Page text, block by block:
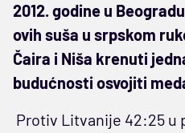
2012. godine u
ovih suša u srpskom
Čaira i Niša krenuti
budućnosti osvojiti
Protiv Litvanije 42:25 u